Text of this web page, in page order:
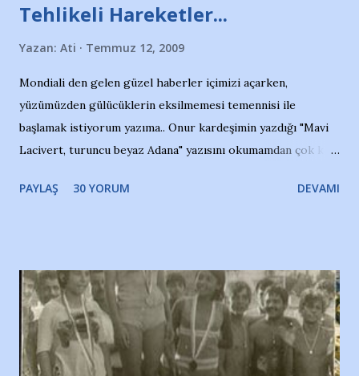
Tehlikeli Hareketler...
Yazan: Ati Temmuz 12, 2009
Mondiali den gelen güzel haberler içimizi açarken,
yüzümüzden gülücüklerin eksilmemesi temennisi ile
başlamak istiyorum yazıma.. Onur kardeşimin yazdığı "Mavi
Lacivert, turuncu beyaz Adana" yazısını okumamdan çok kısa
irkildim.. "Bursasporlu taraftarlar, İstanbul takımlarının
ve ürünlerini Bursa şehrinde görmek istemediklerini bir
protesto eylemiyle açıkladıklarını bildiriyordu.. Bu grup
adına açıklama yapan şahsı muhterem(!) ''Açık ve net olarak
söylüyoruz. Bu son uyarımızdır. Bunun yanısıra, bu takımlara
PAYLAŞ 30 YORUM DEVAMI